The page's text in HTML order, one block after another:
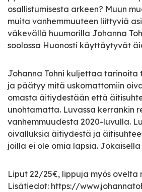
osallistumisesta arkeen? Muun
muita vanhemmuuteen liittyviä
väkevällä huumorilla Johanna
soolossa Huonosti käyttäytyvät
Johanna Tohni kuljettaa
ja päätyy mitä uskomattomiin
omasta äitiydestään että
unohtamatta. Luvassa kerrankin
vanhemmuudesta 2020-luvulla.
oivalluksia äitiydestä ja
joilla ei ole omia lapsia.
Liput 22/25€, lippuja myös ovelta
Lisätiedot: https://